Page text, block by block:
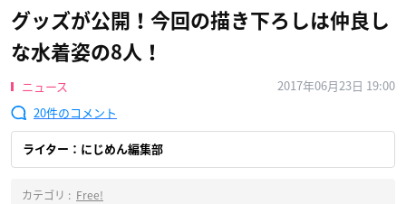
グッズが公開！今回の描き下ろしは仲良し
な水着姿の8人！
ニュース
2017年06月23日 19:00
20
ライター：にじめん編集部
カテゴリ : Free!